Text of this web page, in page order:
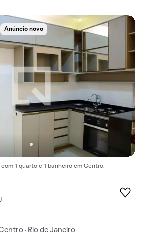
Anúncio novo
1 quarto e 1 banheiro em Centro.
· Rio de Janeiro